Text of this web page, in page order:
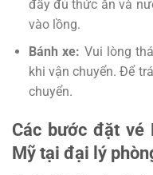
đầy đủ thức ăn và
vào lồng.
Bánh xe: Vui lòng
khi vận chuyển. Để
chuyển.
Các bước đặt vé
Mỹtại đại lý